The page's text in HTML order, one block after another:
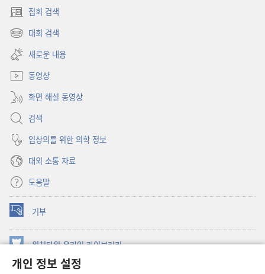
개인 정보 설정
집회 검색
(새로운
창
대회 검색
(새로운
창
열기)
새로운 내용
동영상
화면 해설 동영상
검색
임상의를 위한 의학 정보
대외 소통 자료
도움말
기부
(새로운
창
열기) 워치타워 온라인 라이브러리
창
JW Hub ®